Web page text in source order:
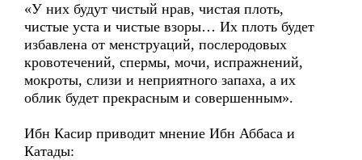
«У них будут чистый нрав, чистая плоть,
чистые уста и чистые взоры… Их плоть будет
избавлена от менструаций, послеродовых
кровотечений, спермы, мочи, испражнений,
мокроты, слизи и неприятного запаха, а их
облик будет прекрасным и совершенным».
Ибн Касир приводит мнение Ибн Аббаса и
Катады: